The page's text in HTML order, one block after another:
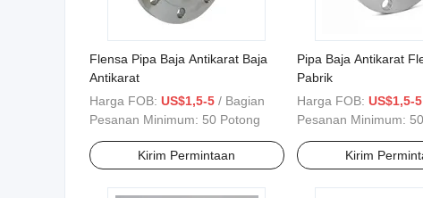
Flensa Pipa Baja Antikarat Baja
Antikarat
Harga FOB: US$1,5-5 / Bagian
Pesanan Minimum: 50 Potong
Kirim Permintaan
Pipa Baja Antikarat
Pabrik
Harga FOB: US$1,5-5
Pesanan Minimum:
Kirim